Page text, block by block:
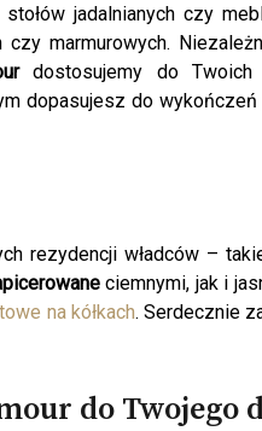
jadalnianych czy
marmurowych.
dostosujemy do Twoich
dopasujesz do
rezydencji władców –
ciemnymi, jak i
na kółkach. Serdecznie
do Twojego